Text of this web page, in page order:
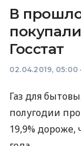
В
Госстат
02.04.2019, 05:00
Газ для
полугодии
19,9%